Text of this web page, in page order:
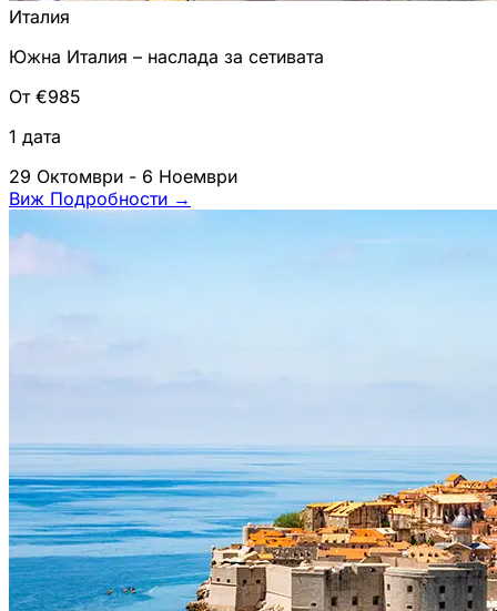
Италия
Южна Италия – наслада за сетивата
От €985
1 дата
29 Октомври - 6 Ноември
Виж Подробности →